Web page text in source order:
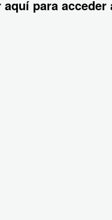
aquí para acceder